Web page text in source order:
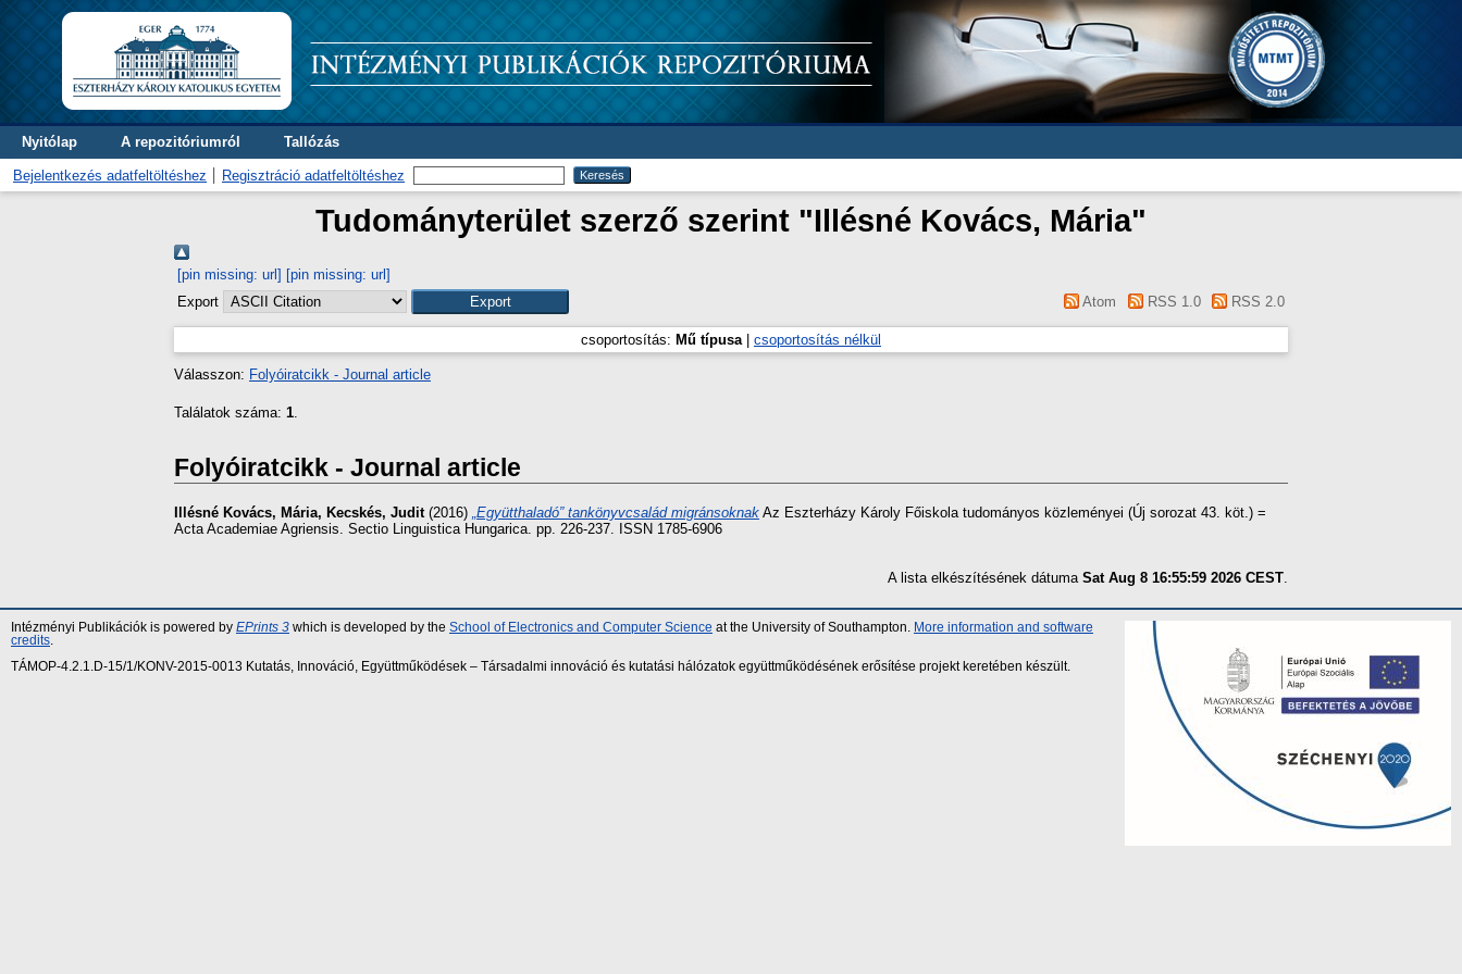
Nyitólap A repozitóriumról Tallózás
Bejelentkezés adatfeltöltéshez Regisztráció adatfeltöltéshez
Tudományterület szerző szerint "Illésné Kovács, Mária"
[pin missing: url] [pin missing: url]
Export
Atom RSS 1.0 RSS 2.0
csoportosítás: Mű típusa| csoportosítás nélkül
Válasszon: Folyóiratcikk - Journal article
Találatok száma: 1.
Folyóiratcikk - Journal article
Illésné Kovács, Mária, Kecskés, Judit(2016) „Együtthaladó” tankönyvcsalád migránsoknak Az Eszterházy Károly Főiskola tudományos közleményei (Új sorozat 43. köt.) =
Acta Academiae Agriensis. Sectio Linguistica Hungarica. pp. 226-237. ISSN 1785-6906
A lista elkészítésének dátuma Sat Aug 8 16:55:59 2026 CEST.
Intézményi Publikációk is powered by EPrints 3 which is developed by the School of Electronics and Computer Science at the University of Southampton.
More information and software
credits
TÁMOP-4.2.1.D-15/1/KONV-2015-0013 Kutatás, Innováció, Együttműködések – Társadalmi innováció és kutatási hálózatok együttműködésének erősítése projekt keretében készült.